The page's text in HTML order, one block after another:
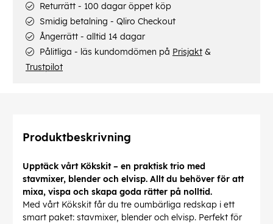
Returrätt - 100 dagar öppet köp
Smidig betalning - Qliro Checkout
Ångerrätt - alltid 14 dagar
Pålitliga - läs kundomdömen på Prisjakt &
Trustpilot
Produktbeskrivning
Upptäck vårt Kökskit – en praktisk trio med
stavmixer, blender och elvisp. Allt du behöver för att
mixa, vispa och skapa goda rätter på nolltid.
Med vårt Kökskit får du tre oumbärliga redskap i ett
smart paket: stavmixer, blender och elvisp. Perfekt för